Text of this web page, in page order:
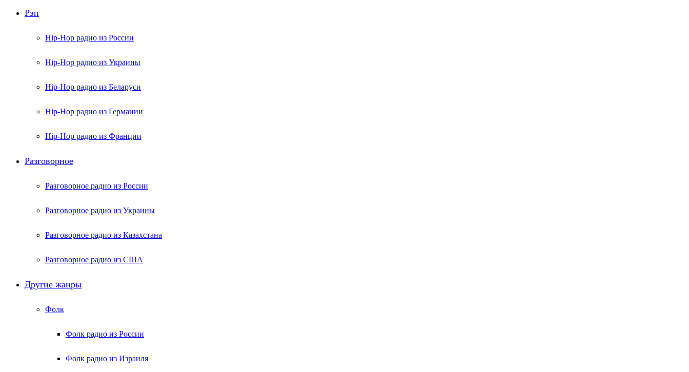
Рэп
Hip-Hop радио из России
Hip-Hop радио из Украины
Hip-Hop радио из Беларуси
Hip-Hop радио из Германии
Hip-Hop радио из Франции
Разговорное
Разговорное радио из России
Разговорное радио из Украины
Разговорное радио из Казахстана
Разговорное радио из США
Другие жанры
Фолк
Фолк радио из России
Фолк радио из Израиля